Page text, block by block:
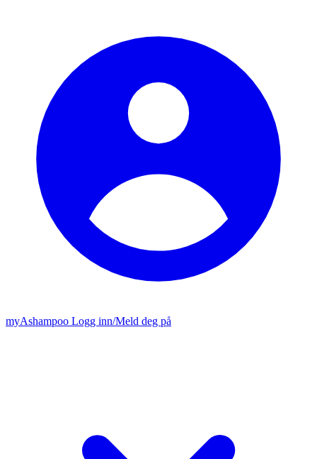
myAshampoo Logg inn/Meld deg på